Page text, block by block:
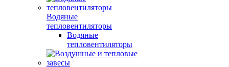
Водяные
тепловентиляторы
Водяные
тепловентиляторы